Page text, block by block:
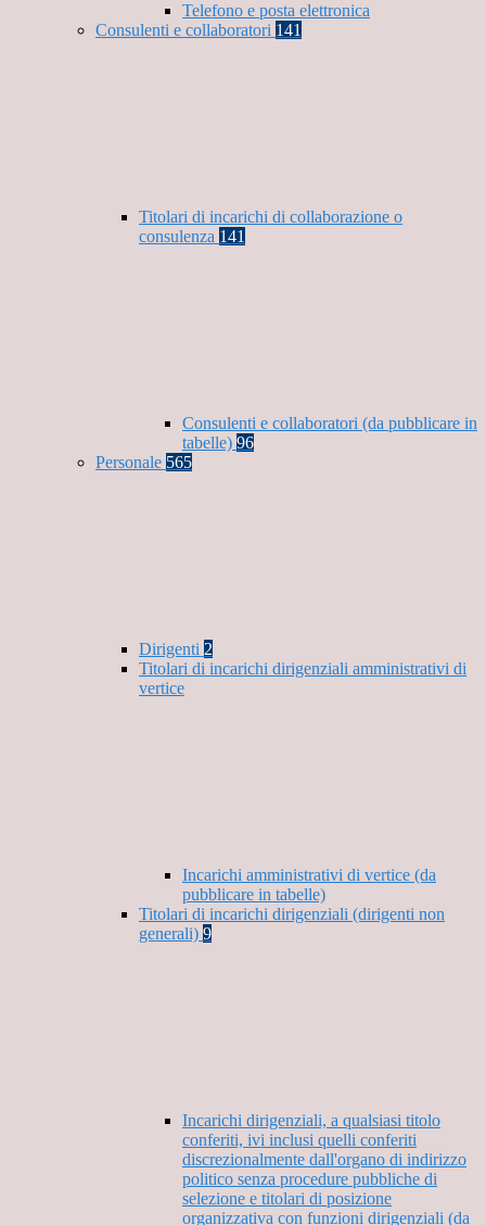
Telefono e posta elettronica
Consulenti e collaboratori 141
Titolari di incarichi di collaborazione o
consulenza 141
Consulenti e collaboratori (da pubblicare in
tabelle) 96
Personale 565
Dirigenti 2
Titolari di incarichi dirigenziali amministrativi di
vertice
Incarichi amministrativi di vertice (da
pubblicare in tabelle)
Titolari di incarichi dirigenziali (dirigenti non
generali) 9
Incarichi dirigenziali, a qualsiasi titolo
conferiti, ivi inclusi quelli conferiti
discrezionalmente dall'organo di indirizzo
politico senza procedure pubbliche di
selezione e titolari di posizione
organizzativa con funzioni dirigenziali (da